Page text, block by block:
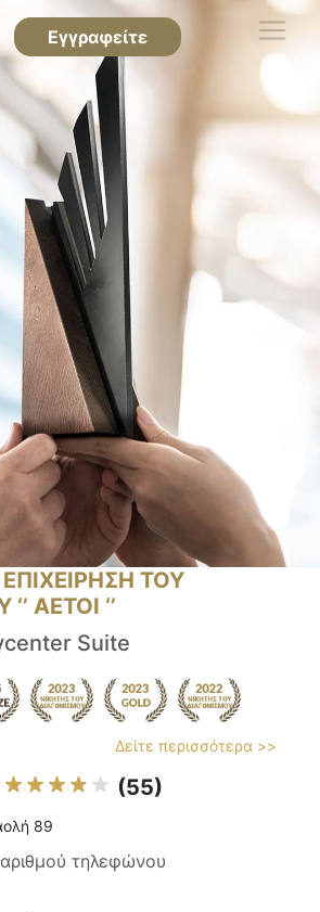
Εγγραφείτε
ΤΟΥ
ΑΕΤΟΙ ‘’
Suite
Δείτε περισσότερα >>
(55)
89
τηλεφώνου